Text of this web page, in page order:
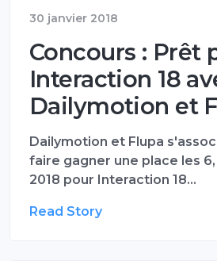
30 janvier 2018
Concours : Prêt
Interaction 18
Dailymotion et
Dailymotion et Flupa
faire gagner une place les
2018 pour Interaction 18…
Read Story